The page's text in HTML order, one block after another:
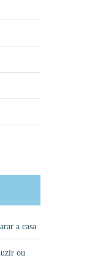
a casa
ou